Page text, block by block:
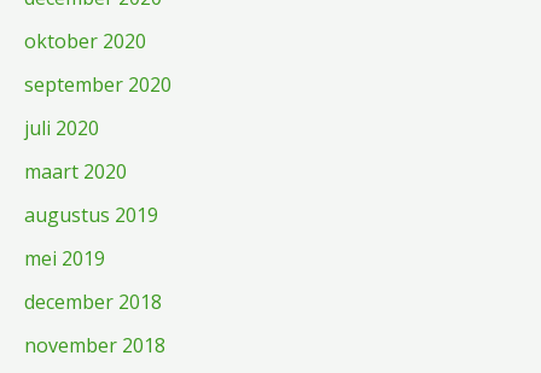
oktober 2020
september 2020
juli 2020
maart 2020
augustus 2019
mei 2019
december 2018
november 2018